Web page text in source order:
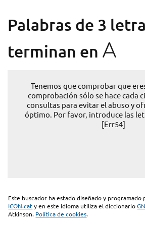
Palabras de 3
terminan en A
Tenemos que comprobar que
comprobación sólo se hace cada
consultas para evitar el abuso y
óptimo. Por favor, introduce las
[Err54]
Este buscador ha estado diseñado y programado
ICON.caty en este idioma utiliza el diccionario
Atkinson. Política de cookies.